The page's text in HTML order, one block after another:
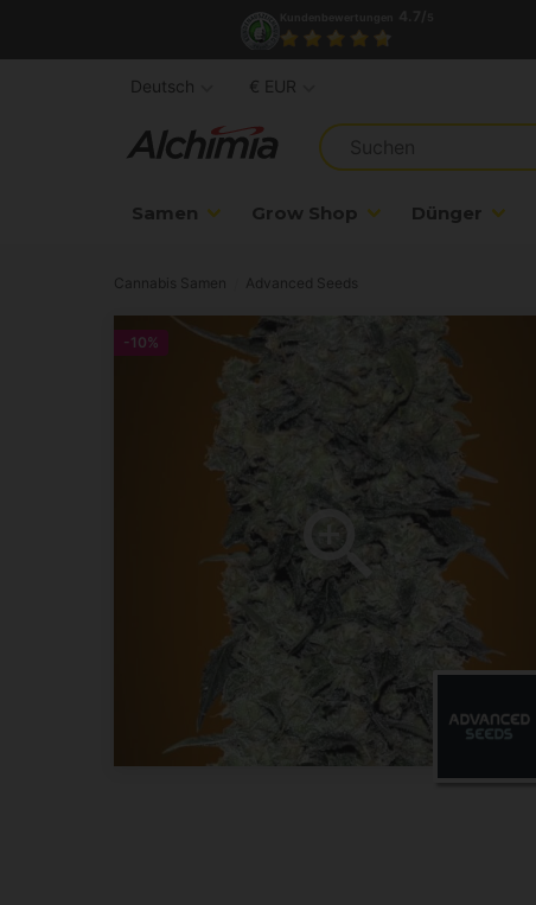
Samen Grow Shop Dünger
Deutsch € EUR
Cannabis Samen Advanced Seeds
-10%